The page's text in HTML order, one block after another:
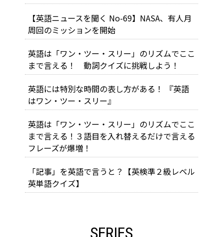
【英語ニュースを聞く No-69】NASA、有人月
周回のミッションを開始
英語は「ワン・ツー・スリー」のリズムでここ
まで言える！ 動詞クイズに挑戦しよう！
英語には特別な時間の表し方がある！ 『英語
はワン・ツー・スリー』
英語は「ワン・ツー・スリー」のリズムでここ
まで言える！３語目を入れ替えるだけで言える
フレーズが爆増！
「記事」を英語で言うと？【英検準２級レベル
英単語クイズ】
SERIES